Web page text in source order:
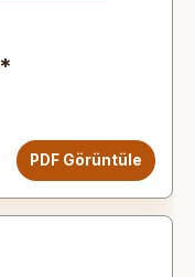
*
PDF Görüntüle